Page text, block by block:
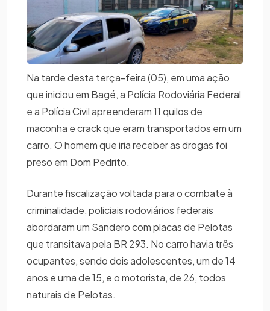
Na tarde desta terça-feira (05), em uma ação
que iniciou em Bagé, a Polícia Rodoviária Federal
e a Polícia Civil apreenderam 11 quilos de
maconha e crack que eram transportados em um
carro. O homem que iria receber as drogas foi
preso em Dom Pedrito.
Durante fiscalização voltada para o combate à
criminalidade, policiais rodoviários federais
abordaram um Sandero com placas de Pelotas
que transitava pela BR 293. No carro havia três
ocupantes, sendo dois adolescentes, um de 14
anos e uma de 15, e o motorista, de 26, todos
naturais de Pelotas.